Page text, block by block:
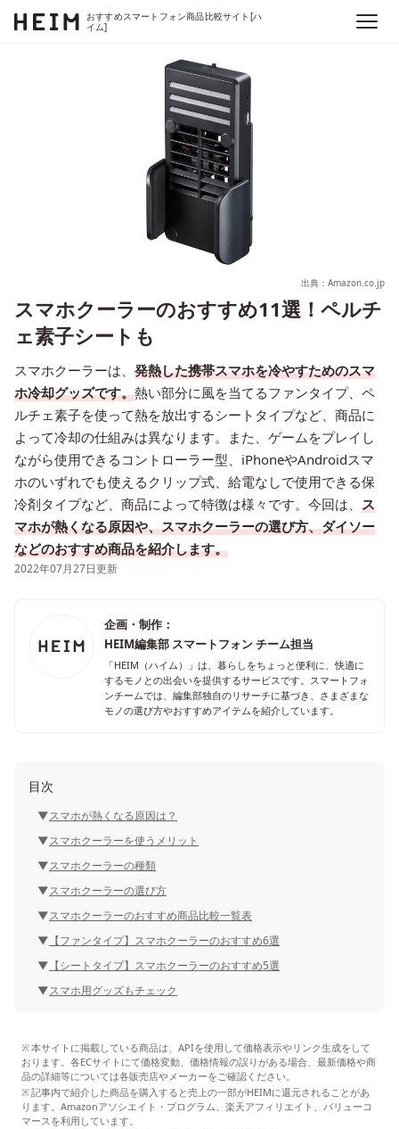
おすすめスマートフォン商品比較サイト[ハ
イム]
出典：Amazon.co.jp
スマホクーラーのおすすめ11選！ペルチ
ェ素子シートも
スマホクーラーは、 発熱した携帯スマホを冷やすためのスマ
ホ冷却グッズです。熱い部分に風を当てるファンタイプ、ペ
ルチェ素子を使って熱を放出するシートタイプなど、商品に
よって冷却の仕組みは異なります。また、ゲームをプレイし
ながら使用できるコントローラー型、iPhoneやAndroidスマ
ホのいずれでも使えるクリップ式、給電なしで使用できる保
冷剤タイプなど、商品によって特徴は様々です。今回は、 ス
マホが熱くなる原因や、スマホクーラーの選び方、ダイソー
などのおすすめ商品を紹介します。
2022年07月27日更新
企画・制作：
HEIM編集部 スマートフォン チーム担当
「HEIM（ハイム）」は、暮らしをちょっと便利に、快適に
するモノとの出会いを提供するサービスです。スマートフォ
ンチームでは、編集部独自のリサーチに基づき、さまざまな
モノの選び方やおすすめアイテムを紹介しています。
目次
スマホが熱くなる原因は？
スマホクーラーを使うメリット
スマホクーラーの種類
スマホクーラーの選び方
スマホクーラーのおすすめ商品比較一覧表
【ファンタイプ】スマホクーラーのおすすめ6選
【シートタイプ】スマホクーラーのおすすめ5選
スマホ用グッズもチェック
本サイトに掲載している商品は、APIを使用して価格表示やリンク生成をして
おります。各ECサイトにて価格変動、価格情報の誤りがある場合、最新価格や商
品の詳細等については各販売店やメーカーをご確認ください。
記事内で紹介した商品を購入すると売上の一部がHEIMに還元されることがあ
ります。Amazonアソシエイト・プログラム、楽天アフィリエイト、バリューコ
マースを利用しています。